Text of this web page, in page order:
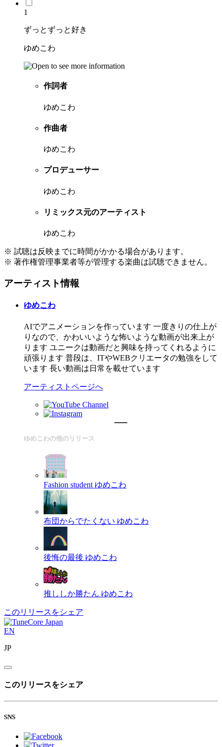
1
ずっとずっと好き
ゆめこわ
作詞者
ゆめこわ
作曲者
ゆめこわ
プロデューサー
ゆめこわ
リミックス元のアーティスト
ゆめこわ
※ 試聴は反映までに時間がかかる場合があります。
※ 著作権管理事業者等が管理する楽曲は試聴できません。
アーティスト情報
ゆめこわ
AIでアニメーションを作っています 一度きりの仕上が
りなので、かわいいような怖いような動画が出来上が
ります ユニークは動画だと興味を持ってくれるように
頑張ります 普段は、ITやWEBクリエータの勉強をして
います 長い動画は日常を載せています
アーティストページへ
ゆめこわの他のリリース
Fashion student ゆめこわ
布団からでたくない ゆめこわ
後悔の最後 ゆめこわ
推ししか勝たん ゆめこわ
このリリースをシェア
EN
JP
このリリースをシェア
SNS